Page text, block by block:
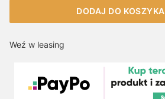
DODAJ DO KOSZYKA
Weź w leasing